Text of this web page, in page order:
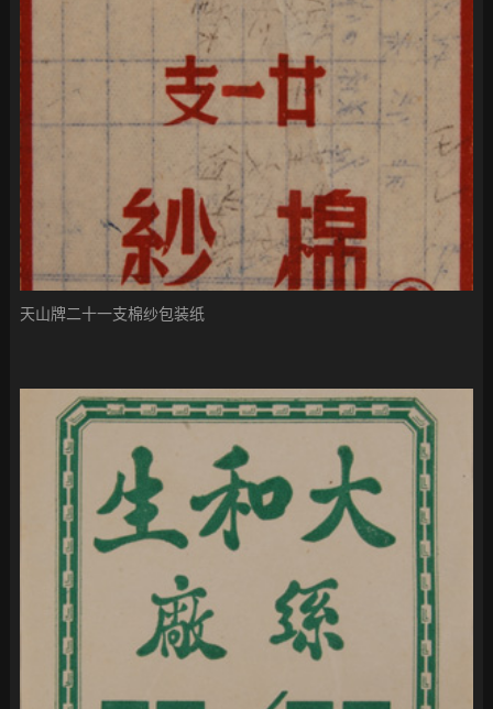
天山牌二十一支棉纱包装纸